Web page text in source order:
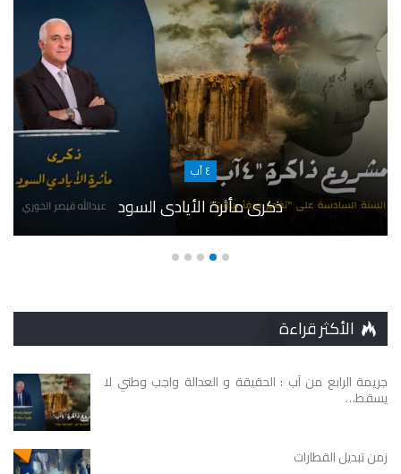
٤ آب
ذكرى مأثرة الأيادي السود
الأكثر قراءة
جريمة الرابع من آب : الحقيقة و العدالة واجب وطني لا
يسقط…
زمن تبديل القطارات